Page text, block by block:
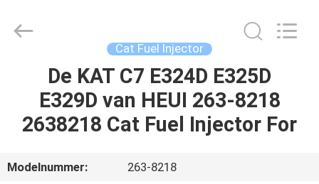
THUIS
PRODUCTEN
VIDEO'S
Parts
Cat Fuel Injector
De KAT C7 E324D E325D
E329D van HEUI 263-8218
2638218 Cat Fuel Injector For
Modelnummer:
263-8218